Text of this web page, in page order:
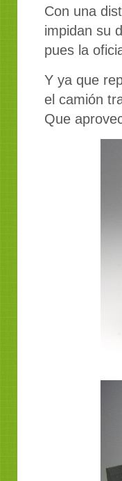
Con una
impidan su
pues la
Y ya que
el camión
Que